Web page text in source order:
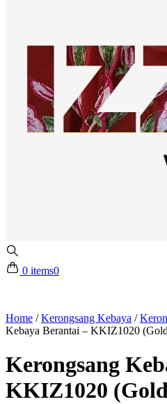
0 items0
Home /Kerongsang Kebaya /
Kebaya Berantai – KKIZ1020
Kerongsang
KKIZ1020